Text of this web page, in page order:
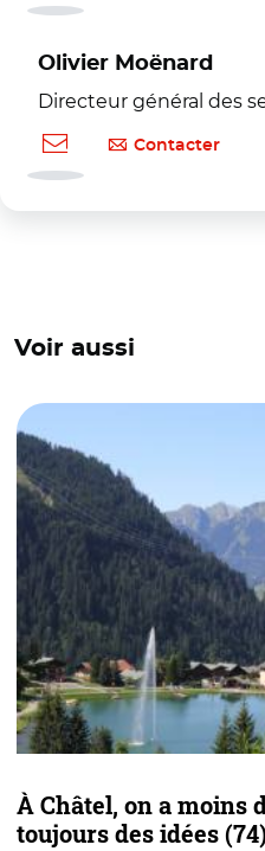
Olivier Moënard
Directeur général des
Contacter
Voir aussi
À Châtel, on a moins
toujours des idées